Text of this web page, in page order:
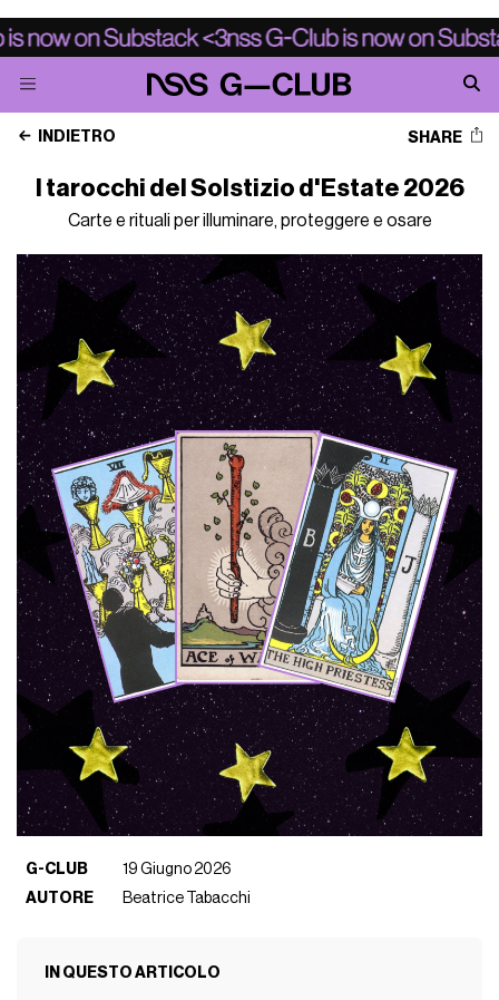
INDIETRO SHARE
I tarocchi del Solstizio d'Estate 2026
Carte e rituali per illuminare, proteggere e osare
G-CLUB
19 Giugno 2026
AUTORE
Beatrice Tabacchi
IN QUESTO ARTICOLO